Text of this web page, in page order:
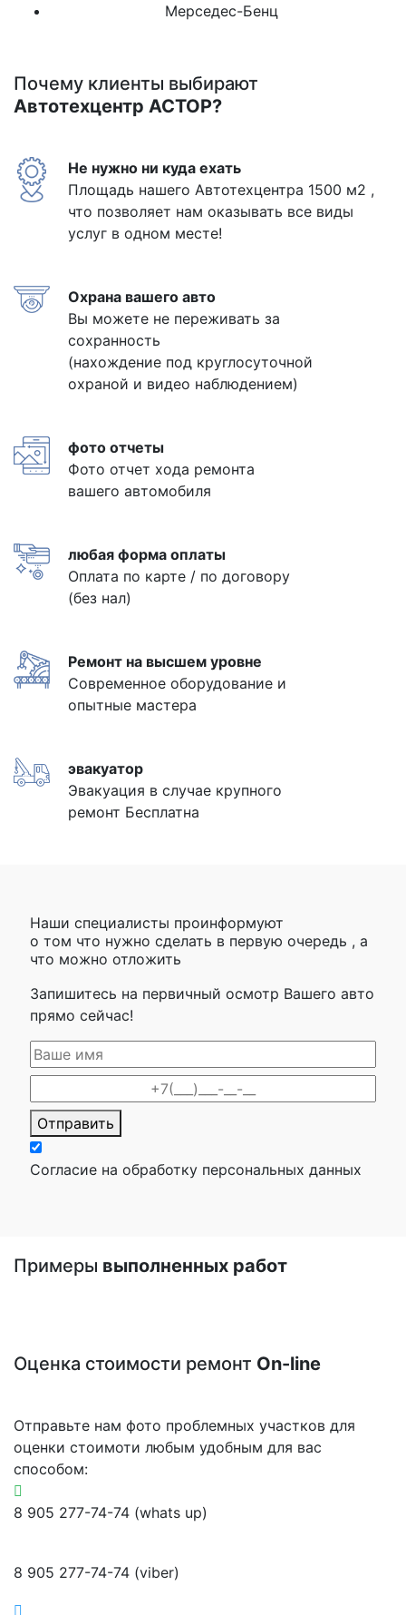
Мерседес-Бенц
Почему клиенты выбирают
Автотехцентр АСТОР?
Не нужно ни куда ехать
Площадь нашего Автотехцентра 1500 м2 ,
что позволяет нам оказывать все виды
услуг в одном месте!
Охрана вашего авто
Вы можете не переживать за
сохранность
(нахождение под круглосуточной
охраной и видео наблюдением)
фото отчеты
Фото отчет хода ремонта
вашего автомобиля
любая форма оплаты
Оплата по карте / по договору
(без нал)
Ремонт на высшем уровне
Современное оборудование и
опытные мастера
эвакуатор
Эвакуация в случае крупного
ремонт Бесплатна
Наши специалисты проинформуют
о том что нужно сделать в первую очередь , а
что можно отложить
Запишитесь на первичный осмотр Вашего авто
прямо сейчас!
Отправить
Согласие на обработку персональных данных
Примеры выполненных работ
Оценка стоимости ремонт On-line
Отправьте нам фото проблемных участков для
оценки стоимоти любым удобным для вас
способом:
8 905 277-74-74 (whats up)
8 905 277-74-74 (viber)